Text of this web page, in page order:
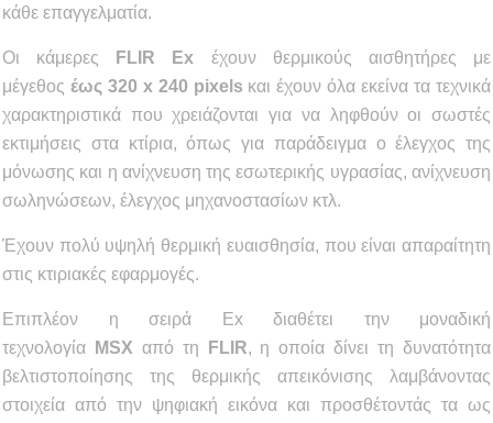
κάθε επαγγελματία.
Οι κάμερες FLIR Ex έχουν θερμικούς αισθητήρες με
μέγεθος έως 320 x 240 pixels και έχουν όλα εκείνα τα τεχνικά
χαρακτηριστικά που χρειάζονται για να ληφθούν οι σωστές
εκτιμήσεις στα κτίρια, όπως για παράδειγμα ο έλεγχος της
μόνωσης και η ανίχνευση της εσωτερικής υγρασίας, ανίχνευση
σωληνώσεων, έλεγχος μηχανοστασίων κτλ.
Έχουν πολύ υψηλή θερμική ευαισθησία, που είναι απαραίτητη
στις κτιριακές εφαρμογές.
Επιπλέον η σειρά Εx διαθέτει την μοναδική
τεχνολογία
MSX από τη FLIR, η οποία δίνει τη δυνατότητα
βελτιστοποίησης της θερμικής απεικόνισης λαμβάνοντας
στοιχεία από την ψηφιακή εικόνα και προσθέτοντάς τα ως